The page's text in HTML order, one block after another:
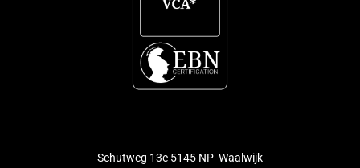
Schutweg 13e 5145 NP Waalwijk